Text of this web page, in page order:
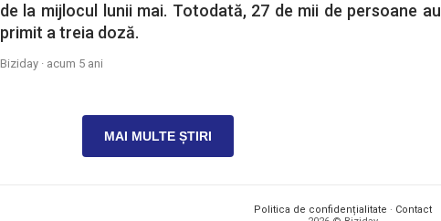
de la mijlocul lunii mai. Totodată, 27 de mii de persoane au
primit a treia doză.
Biziday · acum 5 ani
MAI MULTE ȘTIRI
Politica de confidențialitate · Contact